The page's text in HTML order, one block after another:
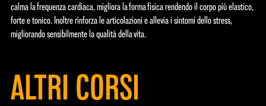
calma la frequenza cardiaca, migliora la forma fisica rendendo il corpo più elastico,
forte e tonico. Inoltre rinforza le articolazioni e allevia i sintomi dello stress,
migliorando sensibilmente la qualità della vita.
ALTRI CORSI